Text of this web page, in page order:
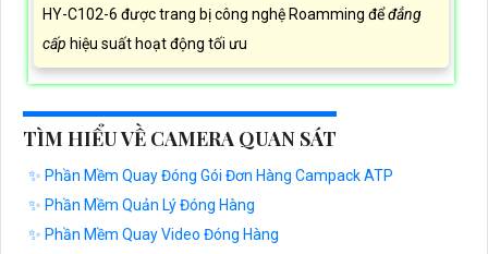
HY-C102-6 được trang bị công nghệ Roamming đểđẳng
cấp hiệu suất hoạt động tối ưu
TÌM HIỂU VỀ CAMERA QUAN SÁT
✨ Phần Mềm Quay Đóng Gói Đơn Hàng Campack ATP
✨ Phần Mềm Quản Lý Đóng Hàng
✨ Phần Mềm Quay Video Đóng Hàng